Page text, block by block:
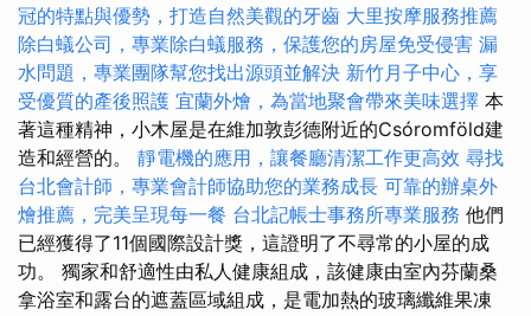
冠的特點與優勢，打造自然美觀的牙齒 大里按摩服務推薦
除白蟻公司，專業除白蟻服務，保護您的房屋免受侵害 漏
水問題，專業團隊幫您找出源頭並解決 新竹月子中心，享
受優質的產後照護 宜蘭外燴，為當地聚會帶來美味選擇 本
著這種精神，小木屋是在維加敦彭德附近的Csóromföld建
造和經營的。 靜電機的應用，讓餐廳清潔工作更高效 尋找
台北會計師，專業會計師協助您的業務成長 可靠的辦桌外
燴推薦，完美呈現每一餐 台北記帳士事務所專業服務 他們
已經獲得了11個國際設計獎，這證明了不尋常的小屋的成
功。 獨家和舒適性由私人健康組成，該健康由室內芬蘭桑
拿浴室和露台的遮蓋區域組成，是電加熱的玻璃纖維果凍